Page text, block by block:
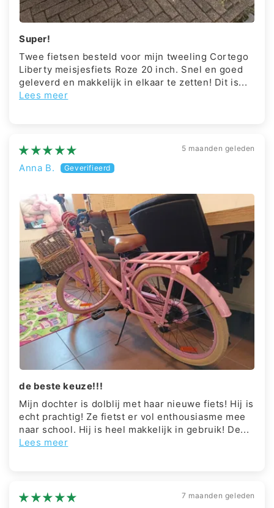
Super!
Twee fietsen besteld voor mijn tweeling Cortego
Liberty meisjesfiets Roze 20 inch. Snel en goed
geleverd en makkelijk in elkaar te zetten! Dit is...
Lees meer
5 maanden geleden
Anna B.
de beste keuze!!!
Mijn dochter is dolblij met haar nieuwe fiets! Hij is
echt prachtig! Ze fietst er vol enthousiasme mee
naar school. Hij is heel makkelijk in gebruik! De...
Lees meer
7 maanden geleden